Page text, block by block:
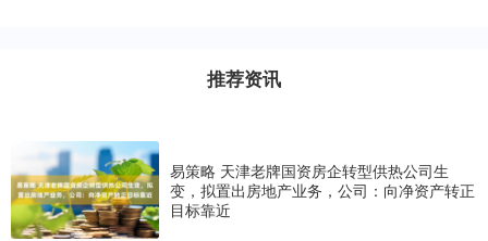
推荐资讯
易策略 天津老牌国资房企转型供热公司生
变，拟置出房地产业务，公司：向净资产转正
目标靠近